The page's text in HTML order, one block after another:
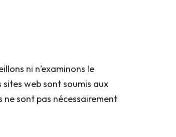
ni n’examinons le
web sont soumis aux
ne sont pas nécessairement